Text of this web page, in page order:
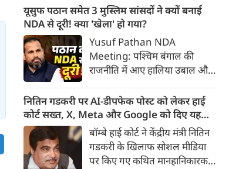
कार्यकारिणी, मंडल और मोर्चा
इकाइयों को भंग कर दिया। इसके
साथ ही चुनावी हार के कारणों की
समीक्षा के लिए दो सदस्यीय समिति
का गठन भी किया गया। नतीजों के
बाद यह कार्रवाई इस बात का संकेत है
कि पार्टी नेतृत्व ने चुनाव परिणाम को
गंभीरता से लिया गया है और पूरे
चुनाव के दौरान जिस भितरघात की
चर्चा थी उस पर अब पार्टी एक्शन
मोड में है।
यूसुफ पठान समेत 3 मुस्लिम सांसदों ने क्यों बनाई
NDA से दूरी! क्या 'खेला' हो गया?
Yusuf Pathan NDA
Meeting: पश्चिम बंगाल की
राजनीति में आए हालिया उबाल और
नेशनल प्रोग्रेसिव सिटीजन्स
इनिशिएटिव (NCPI) के गठन के बाद
दिल्ली के सियासी गलियारों में एक नई
हलचल पैदा हो गई है।
नितिन गडकरी पर AI-डीपफेक पोस्ट को लेकर हाई
कोर्ट सख्त, X, Meta और Google को दिए यह
निर्देश
बॉम्बे हाई कोर्ट ने केंद्रीय मंत्री नितिन
गडकरी के खिलाफ सोशल मीडिया
पर किए गए कथित मानहानिकारक,